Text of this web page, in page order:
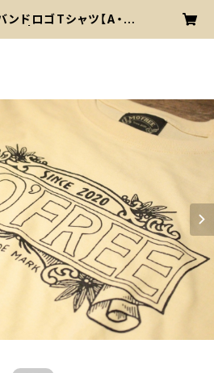
ドロゴTシャツ【A・フ